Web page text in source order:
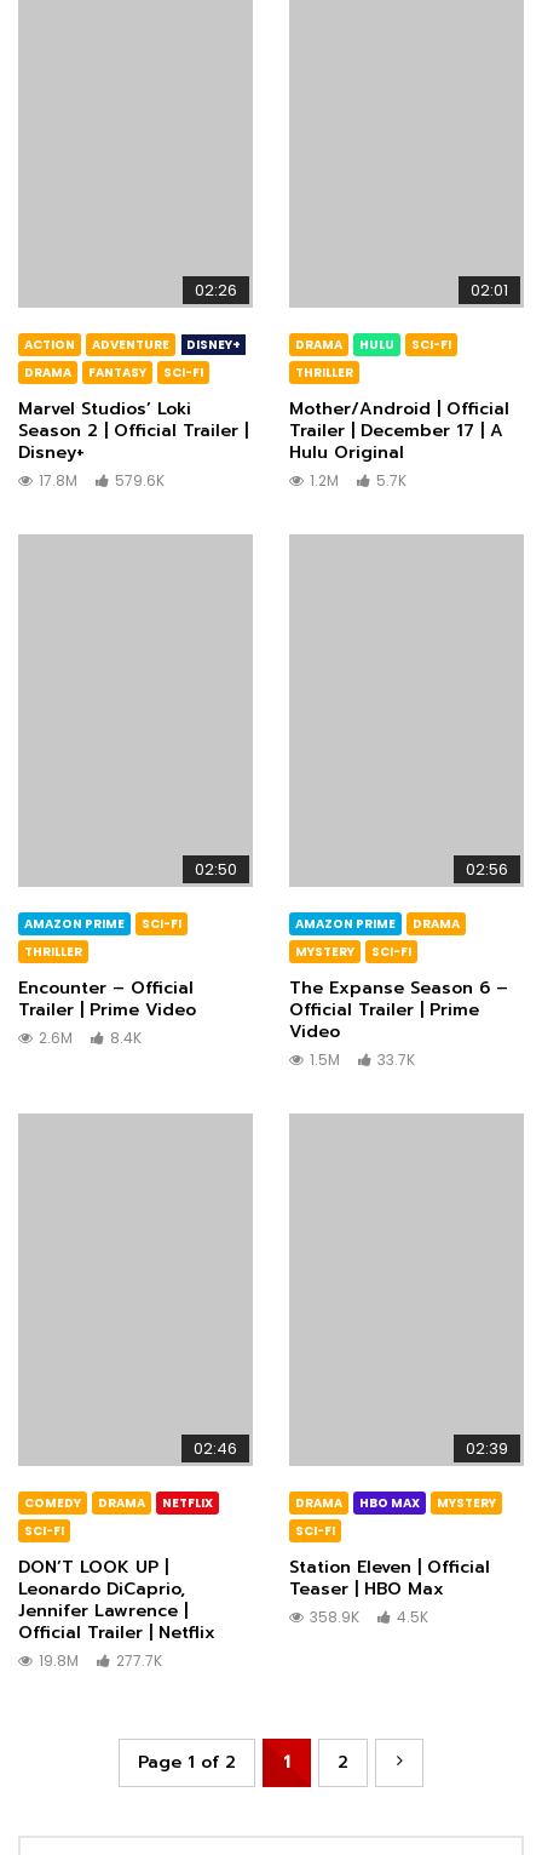
02:26
ACTION ADVENTURE
DISNEY+
DRAMA
FANTASY SCI-FI
Marvel Studios’ Loki
Season 2 | Official Trailer |
Disney+
17.8M 579.6K
02:01
DRAMA HULU
SCI-FI
THRILLER
Mother/Android | Official
Trailer | December 17 | A
Hulu Original
1.2M 5.7K
02:50
AMAZON PRIME
SCI-FI
THRILLER
Encounter – Official
Trailer | Prime Video
2.6M 8.4K
02:56
AMAZON PRIME
DRAMA
MYSTERY
SCI-FI
The Expanse Season 6 –
Official Trailer | Prime
Video
1.5M 33.7K
02:46
COMEDY DRAMA
NETFLIX
SCI-FI
DON’T LOOK UP |
Leonardo DiCaprio,
Jennifer Lawrence |
Official Trailer | Netflix
19.8M 277.7K
02:39
DRAMA HBO MAX
MYSTERY
SCI-FI
Station Eleven | Official
Teaser | HBO Max
358.9K 4.5K
Page 1 of 2 1 2